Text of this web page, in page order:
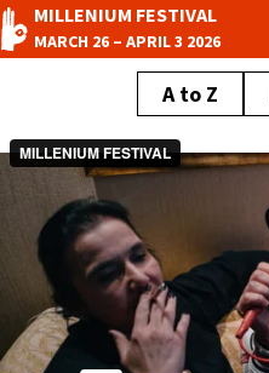
MILLENIUM FESTIVAL
MARCH 26 – APRIL 3 2026
A to Z